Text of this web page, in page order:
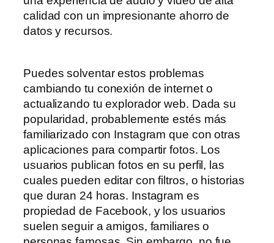
calidad con un impresionante ahorro de
datos y recursos.
Puedes solventar estos problemas
cambiando tu conexión de internet o
actualizando tu explorador web. Dada su
popularidad, probablemente estés más
familiarizado con Instagram que con otras
aplicaciones para compartir fotos. Los
usuarios publican fotos en su perfil, las
cuales pueden editar con filtros, o historias
que duran 24 horas. Instagram es
propiedad de Facebook, y los usuarios
suelen seguir a amigos, familiares o